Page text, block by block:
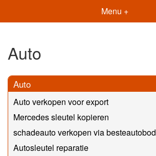
Menu +
Auto
Auto
Auto verkopen voor export
Mercedes sleutel kopieren
schadeauto verkopen via besteautobod
Autosleutel reparatie